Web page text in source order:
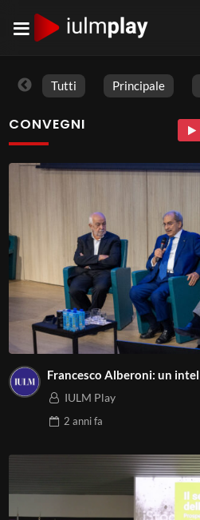
Tutti Principale
CONVEGNI
Francesco Alberoni: un
IULM Play
2 annifa